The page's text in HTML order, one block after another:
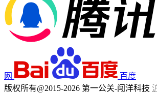
网
百度
版权所有@2015-2026 第一公关-闯洋科技